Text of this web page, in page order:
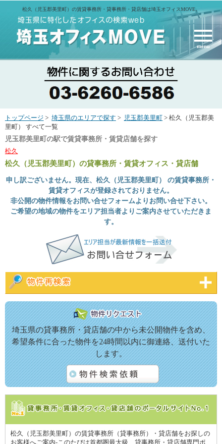
松久（児玉郡美里町）の賃貸事務所・貸事務所・貸店舗は埼玉オフィスMOVE。
menu
埼玉県の貸事務所・貸店舗の中から未公開物件を含め、
希望条件に合った物件を24時間以内に御連絡、送付いた
します。
松久（児玉郡美里町）の賃貸事務所（貸事務所）・貸店舗をお探しの
トップページ > 埼玉県のエリアで探す > 児玉郡美里町
> 松久（児玉郡美
里町） すべて一覧
児玉郡美里町の駅で賃貸事務所・賃貸店舗を探す
松久
松久（児玉郡美里町） の貸事務所・賃貸オフィス・貸店舗
申し訳ございません。現在、松久（児玉郡美里町） の賃貸事務所・
賃貸オフィスが登録されておりません。
非公開の物件情報をお問い合せフォームよりお問い合せ下さい。
ご希望の地域の物件をエリア担当者よりご案内させていただきま
す。